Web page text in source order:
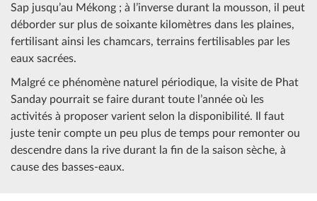
Sap jusqu’au Mékong ; à l’inverse durant la mousson, il peut
déborder sur plus de soixante kilomètres dans les plaines,
fertilisant ainsi les chamcars, terrains fertilisables par les
eaux sacrées.
Malgré ce phénomène naturel périodique, la visite de Phat
Sanday pourrait se faire durant toute l’année où les
activités à proposer varient selon la disponibilité. Il faut
juste tenir compte un peu plus de temps pour remonter ou
descendre dans la rive durant la fin de la saison sèche, à
cause des basses-eaux.